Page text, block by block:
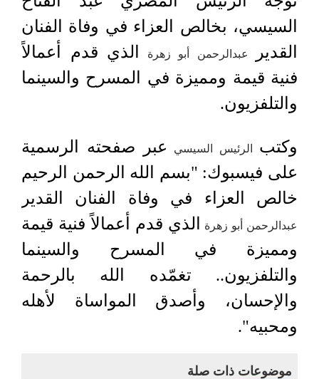
السيسي، بخالص العزاء في وفاة الفنان
القدير
عبدالرحمن أبو زهرة
الذي قدم أعمالاً
فنية قيمة ومميزة في المسرح والسينما
والتلفزيون.
وكتب الرئيس السيسي
عبر صفحته الرسمية
على فيسبوك: "بسم الله الرحمن الرحيم
خالص العزاء في وفاة الفنان القدير
عبدالرحمن أبو زهرة
الذي قدم أعمالاً فنية قيمة
ومميزة في المسرح والسينما
والتلفزيون.. تغمّده الله بالرحمة
والإحسان، وأصدق المواساة لأهله
ومحبيه".
موضوعات ذات صلة